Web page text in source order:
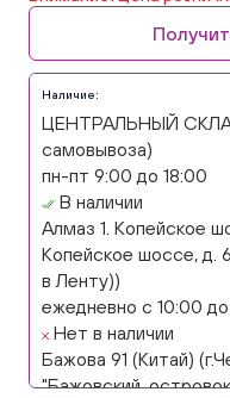
Наличие:
ЦЕНТРАЛЬНЫЙ
самовывоза)
пн-пт 9:00 до 18:00
В наличии
Алмаз 1. Копейское
Копейское шоссе, д.
в Ленту))
ежедневно с 10:00
Нет в наличии
Бажова 91 (Китай)
"Бажовский,